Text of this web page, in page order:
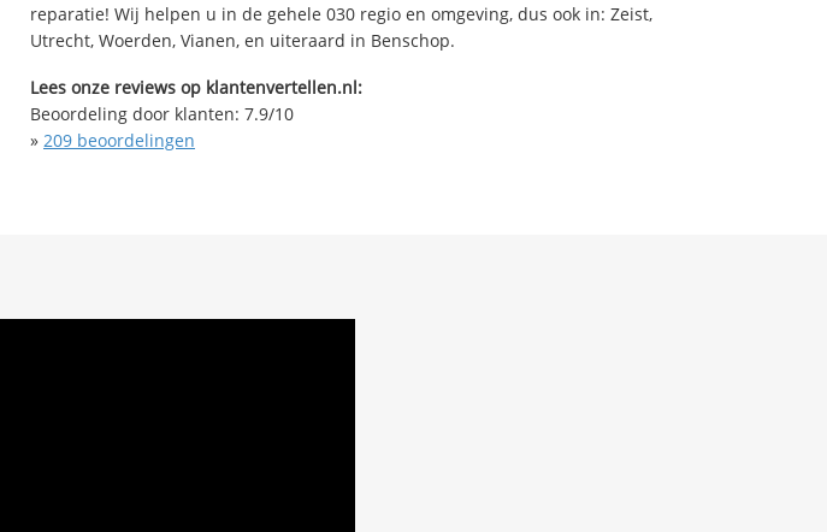
reparatie! Wij helpen u in de gehele 030 regio en omgeving, dus ook in: Zeist,
Utrecht, Woerden, Vianen, en uiteraard in Benschop.
Lees onze reviews op klantenvertellen.nl:
Beoordeling door klanten: 7.9/10
» 209 beoordelingen